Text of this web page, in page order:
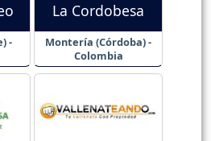
-
La Cordobesa
Montería (Córdoba) -
Colombia